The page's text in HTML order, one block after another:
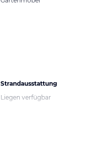
Strandausstattung
Liegen verfügbar